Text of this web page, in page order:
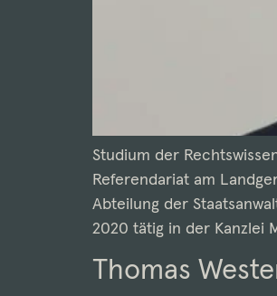
Studium der
Referendariat am
Abteilung der
2020 tätig in der Kanzlei
Thomas